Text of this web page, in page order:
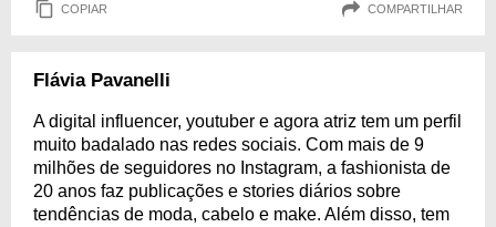
COPIAR COMPARTILHAR
Flávia Pavanelli
A digital influencer, youtuber e agora atriz tem um perfil
muito badalado nas redes sociais. Com mais de 9
milhões de seguidores no Instagram, a fashionista de
20 anos faz publicações e stories diários sobre
tendências de moda, cabelo e make. Além disso, tem